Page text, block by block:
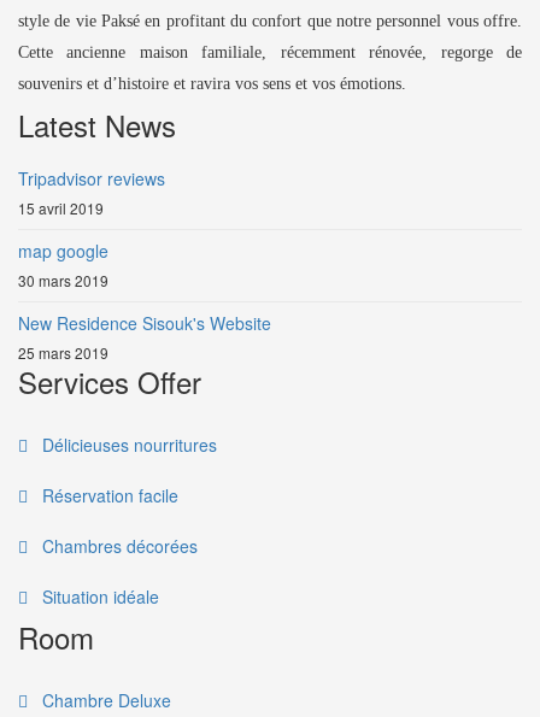
style de vie Paksé en profitant du confort que notre personnel vous offre.
Cette ancienne maison familiale, récemment rénovée, regorge de
souvenirs et d’histoire et ravira vos sens et vos émotions.
Latest News
Tripadvisor reviews
15 avril 2019
map google
30 mars 2019
New Residence Sisouk's Website
25 mars 2019
Services Offer
Délicieuses nourritures
Réservation facile
Chambres décorées
Situation idéale
Room
Chambre Deluxe